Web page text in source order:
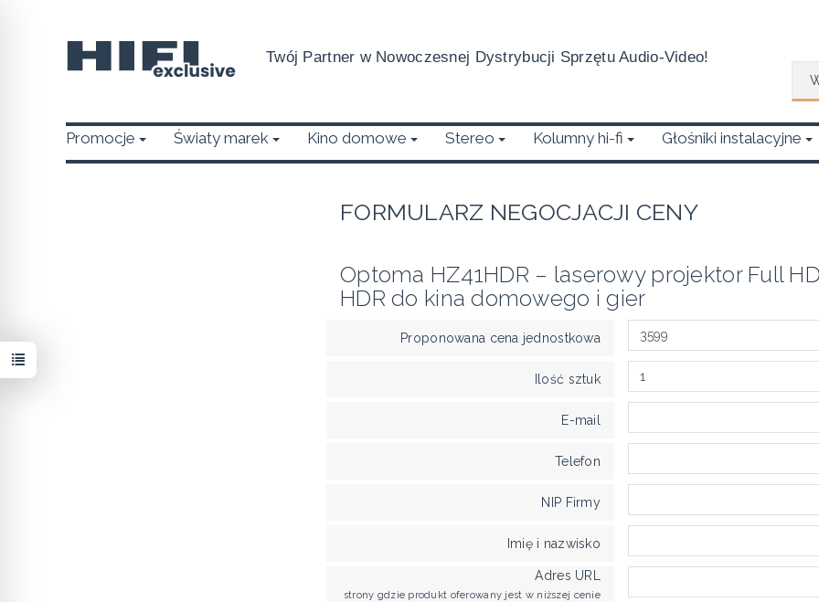
Twój Partner w Nowoczesnej Dystrybucji Sprzętu Audio-Video!
Promocje Światy marek Kino domowe Stereo Kolumny hi-fi Głośniki instalacyjne
FORMULARZ NEGOCJACJI CENY
Optoma HZ41HDR – laserowy projektor Full
HDR do kina domowego i gier
Proponowana cena jednostkowa
Ilość sztuk
E-mail
Telefon
NIP Firmy
Imię i nazwisko
Adres URL
strony gdzie produkt oferowany jest w niższej cenie